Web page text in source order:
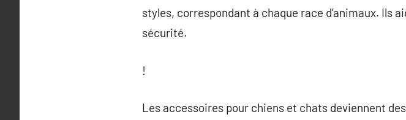
styles, correspondant à chaque race d’animaux. Ils
sécurité.
!
Les accessoires pour chiens et chats deviennent